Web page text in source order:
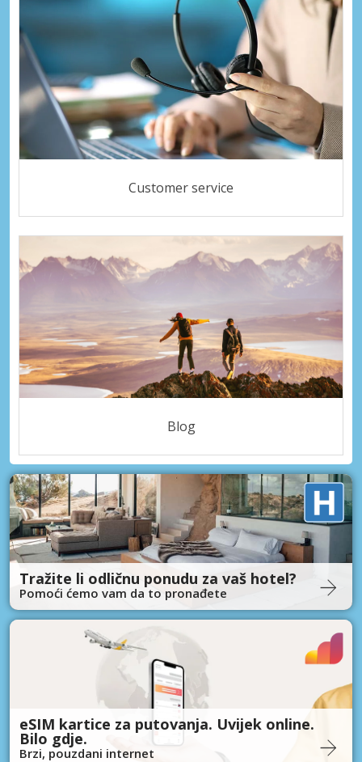
Customer service
Blog
Tražite li odličnu ponudu za vaš hotel?
Pomoći ćemo vam da to pronađete
eSIM kartice za putovanja. Uvijek online.
Bilo gdje.
Brzi, pouzdani internet